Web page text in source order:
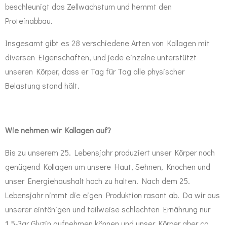
beschleunigt das Zellwachstum und hemmt den
Proteinabbau.
Insgesamt gibt es 28 verschiedene Arten von Kollagen mit
diversen Eigenschaften, und jede einzelne unterstützt
unseren Körper, dass er Tag für Tag alle physischer
Belastung stand hält.
Wie nehmen wir Kollagen auf?
Bis zu unserem 25. Lebensjahr produziert unser Körper noch
genügend Kollagen um unsere Haut, Sehnen, Knochen und
unser Energiehaushalt hoch zu halten. Nach dem 25.
Lebensjahr nimmt die eigen Produktion rasant ab. Da wir aus
unserer eintönigen und teilweise schlechten Ernährung nur